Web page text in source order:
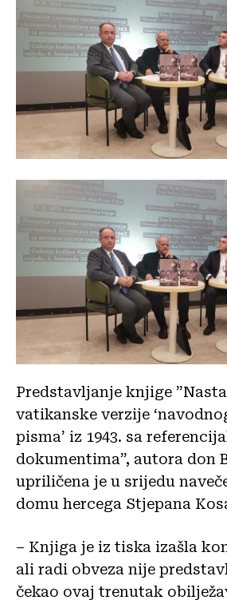
Predstavljanje knjige
vatikanske verzije
pisma’ iz 1943. sa
dokumentima”, autora don
upriličena je u srijedu
domu hercega Stjepana
– Knjiga je iz tiska izašla
ali radi obveza nije
čekao ovaj trenutak